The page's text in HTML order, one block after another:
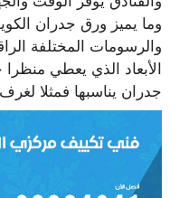
وما يميز ورق جدران
والرسومات المختلفة
الأبعاد الذي يعطي
جدران يناسبها فمثلا